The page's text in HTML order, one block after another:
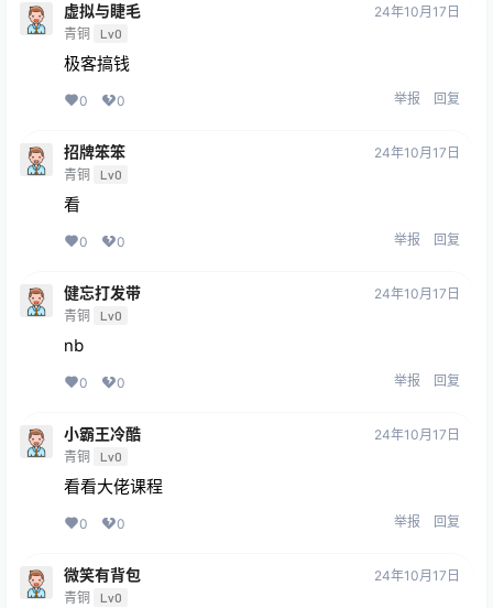
虚拟与睫毛
青铜 Lv0
24年10月17日
极客搞钱
0 0 举报 回复
招牌笨笨
青铜 Lv0
24年10月17日
看
0 0 举报 回复
健忘打发带
青铜 Lv0
24年10月17日
nb
0 0 举报 回复
小霸王冷酷
青铜 Lv0
24年10月17日
看看大佬课程
0 0 举报 回复
微笑有背包
青铜 Lv0
24年10月17日